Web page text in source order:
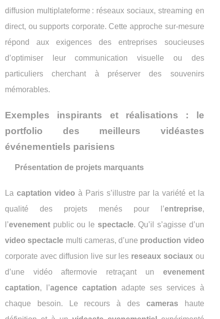
diffusion multiplateforme : réseaux sociaux, streaming en
direct, ou supports corporate. Cette approche sur-mesure
répond aux exigences des entreprises soucieuses
d’optimiser leur communication visuelle ou des
particuliers cherchant à préserver des souvenirs
mémorables.
Exemples inspirants et réalisations : le
portfolio des meilleurs vidéastes
événementiels parisiens
Présentation de projets marquants
La captation video à Paris s’illustre par la variété et la
qualité des projets menés pour l’entreprise,
l’evenement public ou le spectacle. Qu’il s’agisse d’un
video spectacle multi cameras, d’une production video
corporate avec diffusion live sur les reseaux sociauxou
d’une vidéo aftermovie retraçant un evenement
captation, l’agence captation adapte ses services à
chaque besoin. Le recours à des cameras haute